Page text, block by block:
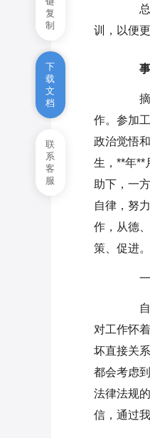
总结
训，以便
事业
摘要
作。参加
政治觉悟
生，**年**
助下，一
自律，努
作，从德
策、促进。
一、
自参
对工作怀
坏直接关
都会考虑
法律法规
信，通过
党员教师工作总
公务员年终工作
口腔医院前台工
年终事业单位财
复
制
下
载
文
档
联
系
客
服